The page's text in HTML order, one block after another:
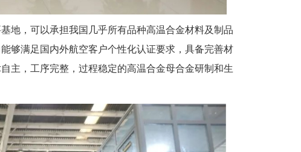
地，可以承担我国几乎所有品种高温合金材料及制品
够满足国内外航空客户个性化认证要求，具备完善材
主，工序完整，过程稳定的高温合金母合金研制和生